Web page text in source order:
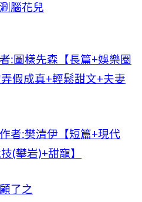
腦花兒
:圖樣先森【長篇+娛樂圈
假成真+輕鬆甜文+夫妻
者:樊清伊【短篇+現代
(攀岩)+甜寵】
了之